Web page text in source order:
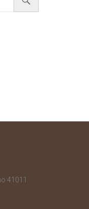
41011